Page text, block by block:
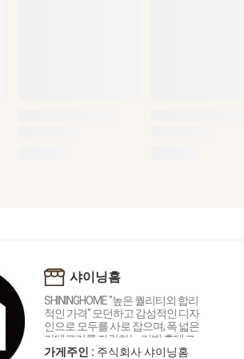
샤이닝홈
SHININGHOME "높은 퀄리티외 합리
적인 가격" 모던하고 감성적인 디자
인으로 모두를 사로 잡으며, 폭 넓은
카테고리를 자랑하는 리빙 홈데코
인테리어 샤이닝홈입니다.
가게주인 : 주식회사 샤이닝홈